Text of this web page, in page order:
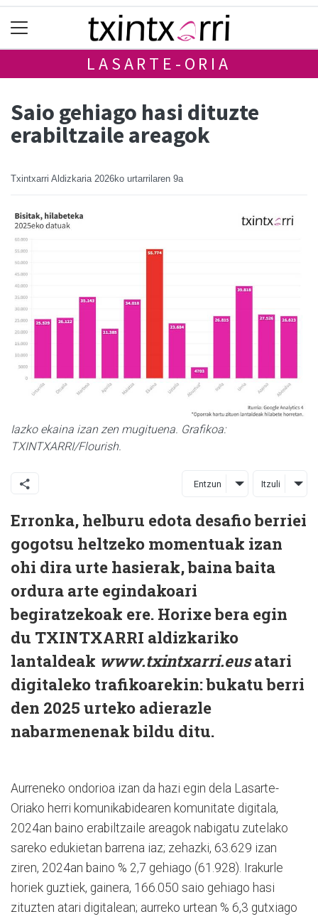
LASARTE-ORIA
Saio gehiago hasi dituzte
erabiltzaile areagok
Txintxarri Aldizkaria 2026ko urtarrilaren 9a
Iazko ekaina izan zen mugituena. Grafikoa:
TXINTXARRI/Flourish.
Entzun Itzuli
Erronka, helburu edota desafio berriei
gogotsu heltzeko momentuak izan
ohi dira urte hasierak, baina baita
ordura arte egindakoari
begiratzekoak ere. Horixe bera egin
du TXINTXARRI aldizkariko
lantaldeak www.txintxarri.eusatari
digitaleko trafikoarekin: bukatu berri
den 2025 urteko adierazle
nabarmenenak bildu ditu.
Aurreneko ondorioa izan da hazi egin dela Lasarte-
Oriako herri komunikabidearen komunitate digitala,
2024an baino erabiltzaile areagok nabigatu zutelako
sareko edukietan barrena iaz; zehazki, 63.629 izan
ziren, 2024an baino % 2,7 gehiago (61.928). Irakurle
horiek guztiek, gainera, 166.050 saio gehiago hasi
zituzten atari digitalean; aurreko urtean % 6,3 gutxiago